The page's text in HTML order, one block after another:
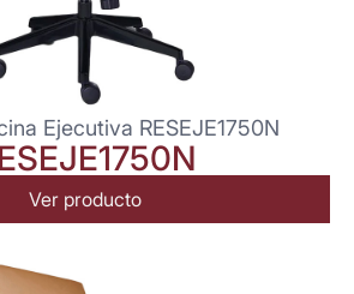
Ejecutiva RESEJE1750N
Ver producto